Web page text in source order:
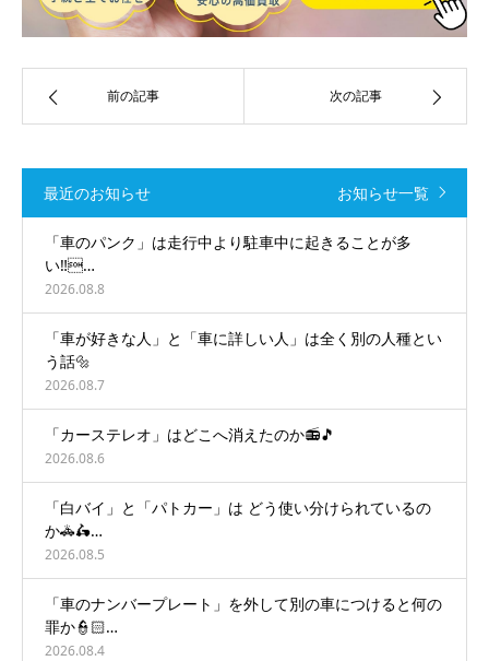
前の記事 次の記事
最近のお知らせ お知らせ一覧
「車のパンク」は走行中より駐車中に起きることが多
い‼️…
2026.08.8
「車が好きな人」と「車に詳しい人」は全く別の人種とい
う話🔩
2026.08.7
「カーステレオ」はどこへ消えたのか📻🎵
2026.08.6
「白バイ」と「パトカー」は どう使い分けられているの
か🚓🛵…
2026.08.5
「車のナンバープレート」を外して別の車につけると何の
罪か👮🏻…
2026.08.4